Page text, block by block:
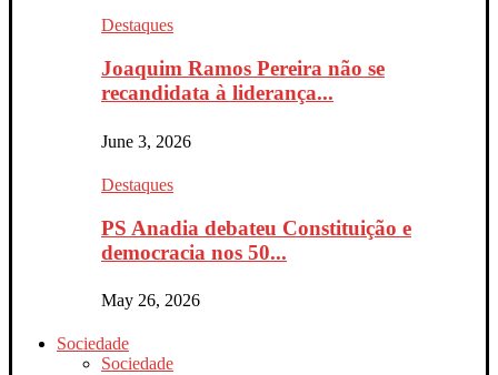
Destaques
Joaquim Ramos Pereira não se
recandidata à liderança...
June 3, 2026
Destaques
PS Anadia debateu Constituição e
democracia nos 50...
May 26, 2026
Sociedade
Sociedade